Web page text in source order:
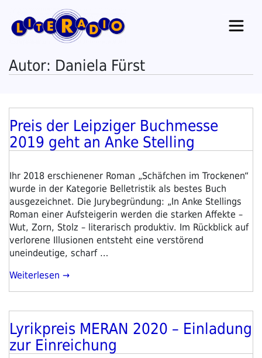
Inhalt
springen
Autor: Daniela Fürst
Veröffentlicht
am
Preis der Leipziger Buchmesse
2019 geht an Anke Stelling
Ihr 2018 erschienener Roman „Schäfchen im Trockenen“
wurde in der Kategorie Belletristik als bestes Buch
ausgezeichnet. Die Jurybegründung: „In Anke Stellings
Roman einer Aufsteigerin werden die starken Affekte –
Wut, Zorn, Stolz – literarisch produktiv. Im Rückblick auf
verlorene Illusionen entsteht eine verstörend
uneindeutige, scharf …
„Preis
Buchmesse
2019
Geht
An
Weiterlesen
Veröffentlicht
am
Lyrikpreis MERAN 2020 – Einladung
zur Einreichung